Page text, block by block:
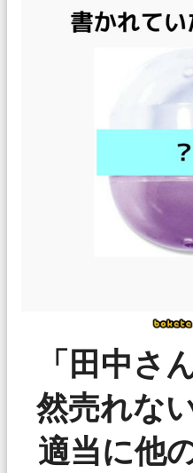
「田中
然売れな
適当に他